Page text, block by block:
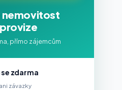
nemovitost
přímo zájemcům
zdarma
závazky